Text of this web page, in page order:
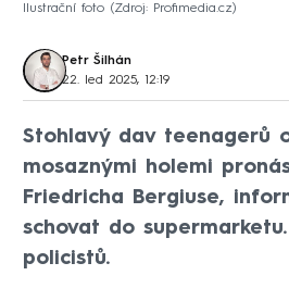
Ilustrační foto Zdroj: Profimedia.cz
Petr Šilhán
22. led 2025, 12:19
Stohlavý dav teenagerů
mosaznými holemi
Friedricha Bergiuse,
schovat do
policistů.